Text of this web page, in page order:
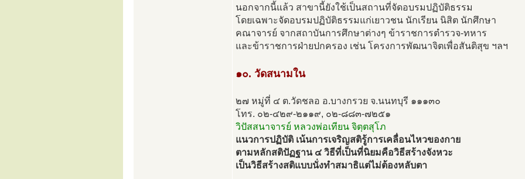
นอกจากนี้แล้ว สาขานี้ยังใช้เป็นสถานที่จัดอบรมปฏิบัติธรรม
โดยเฉพาะจัดอบรมปฏิบัติธรรมแก่เยาวชน นักเรียน นิสิต นักศึกษา
คณาจารย์ จากสถาบันการศึกษาต่างๆ ข้าราชการตำรวจ-ทหาร
และข้าราชการฝ่ายปกครอง เช่น โครงการพัฒนาจิตเพื่อสันติสุข ฯลฯ
๑๐. วัดสนามใน
๒๗ หมู่ที่ ๔ ต.วัดชลอ อ.บางกรวย จ.นนทบุรี ๑๑๑๓๐
โทร. ๐๒-๔๒๙-๒๑๑๙, ๐๒-๘๘๓-๗๒๕๑
วิปัสสนาจารย์ หลวงพ่อเทียน จิตฺตสุโภ
แนวการปฏิบัติ เน้นการเจริญสติรู้การเคลื่อนไหวของกาย
ตามหลักสติปัฏฐาน ๔ วิธีที่เป็นที่นิยมคือวิธีสร้างจังหวะ
เป็นวิธีสร้างสติแบบนั่งทำสมาธิแต่ไม่ต้องหลับตา